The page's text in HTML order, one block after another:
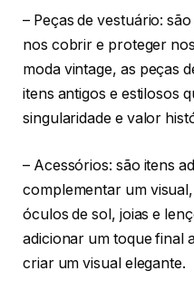
– Peças de vestuário:
nos cobrir e proteger
moda vintage, as peças
itens antigos e estilosos
singularidade e valor
– Acessórios: são itens
complementar um
óculos de sol, joias e
adicionar um toque final
criar um visual elegante.